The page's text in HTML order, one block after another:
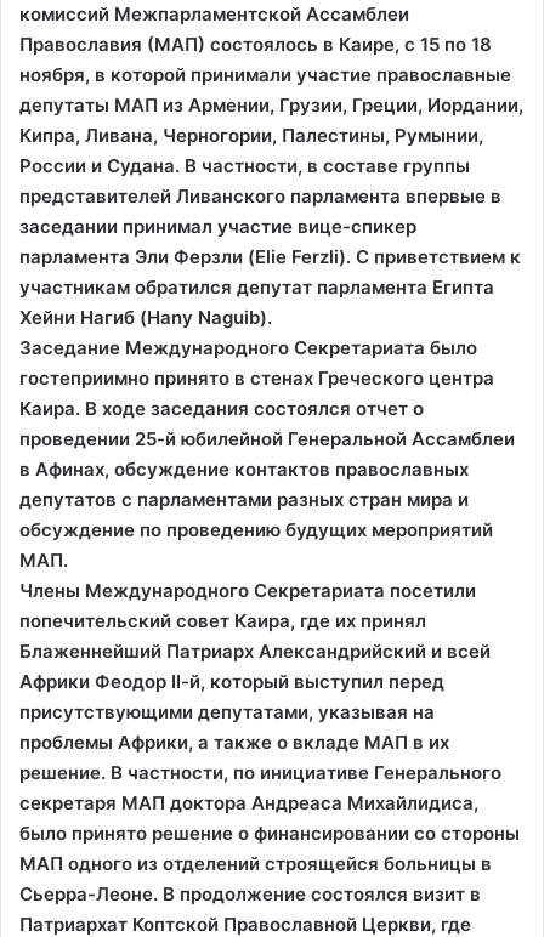
комиссий Межпарламентской Ассамблеи
Православия (МАП) состоялось в Каире, с 15 по 18
ноября, в которой принимали участие православные
депутаты МАП из Армении, Грузии, Греции, Иордании,
Кипра, Ливана, Черногории, Палестины, Румынии,
России и Судана. В частности, в составе группы
представителей Ливанского парламента впервые в
заседании принимал участие вице-спикер
парламента Эли Ферзли (Elie Ferzli). С приветствием к
участникам обратился депутат парламента Египта
Хейни Нагиб (Hany Naguib).
Заседание Международного Секретариата было
гостеприимно принято в стенах Греческого центра
Каира. В ходе заседания состоялся отчет о
проведении 25-й юбилейной Генеральной Ассамблеи
в Афинах, обсуждение контактов православных
депутатов с парламентами разных стран мира и
обсуждение по проведению будущих мероприятий
МАП.
Члены Международного Секретариата посетили
попечительский совет Каира, где их принял
Блаженнейший Патриарх Александрийский и всей
Африки Феодор ΙΙ-й, который выступил перед
присутствующими депутатами, указывая на
проблемы Африки, а также о вкладе МАП в их
решение. В частности, по инициативе Генерального
секретаря МАП доктора Андреаса Михайлидиса,
было принято решение о финансировании со стороны
МАП одного из отделений строящейся больницы в
Сьерра-Леоне. В продолжение состоялся визит в
Патриархат Коптской Православной Церкви, где